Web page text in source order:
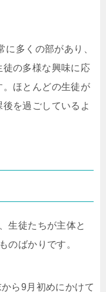
多くの部があり、
の多様な興味に応
。ほとんどの生徒が
を過ごしているよ
生徒たちが主体と
のばかりです。
ら9月初めにかけて